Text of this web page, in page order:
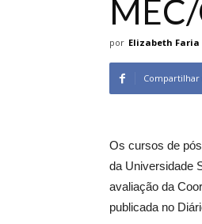
por Elizabeth Faria
Compartilhar
Os cursos de
da Universidade
avaliação da
publicada no